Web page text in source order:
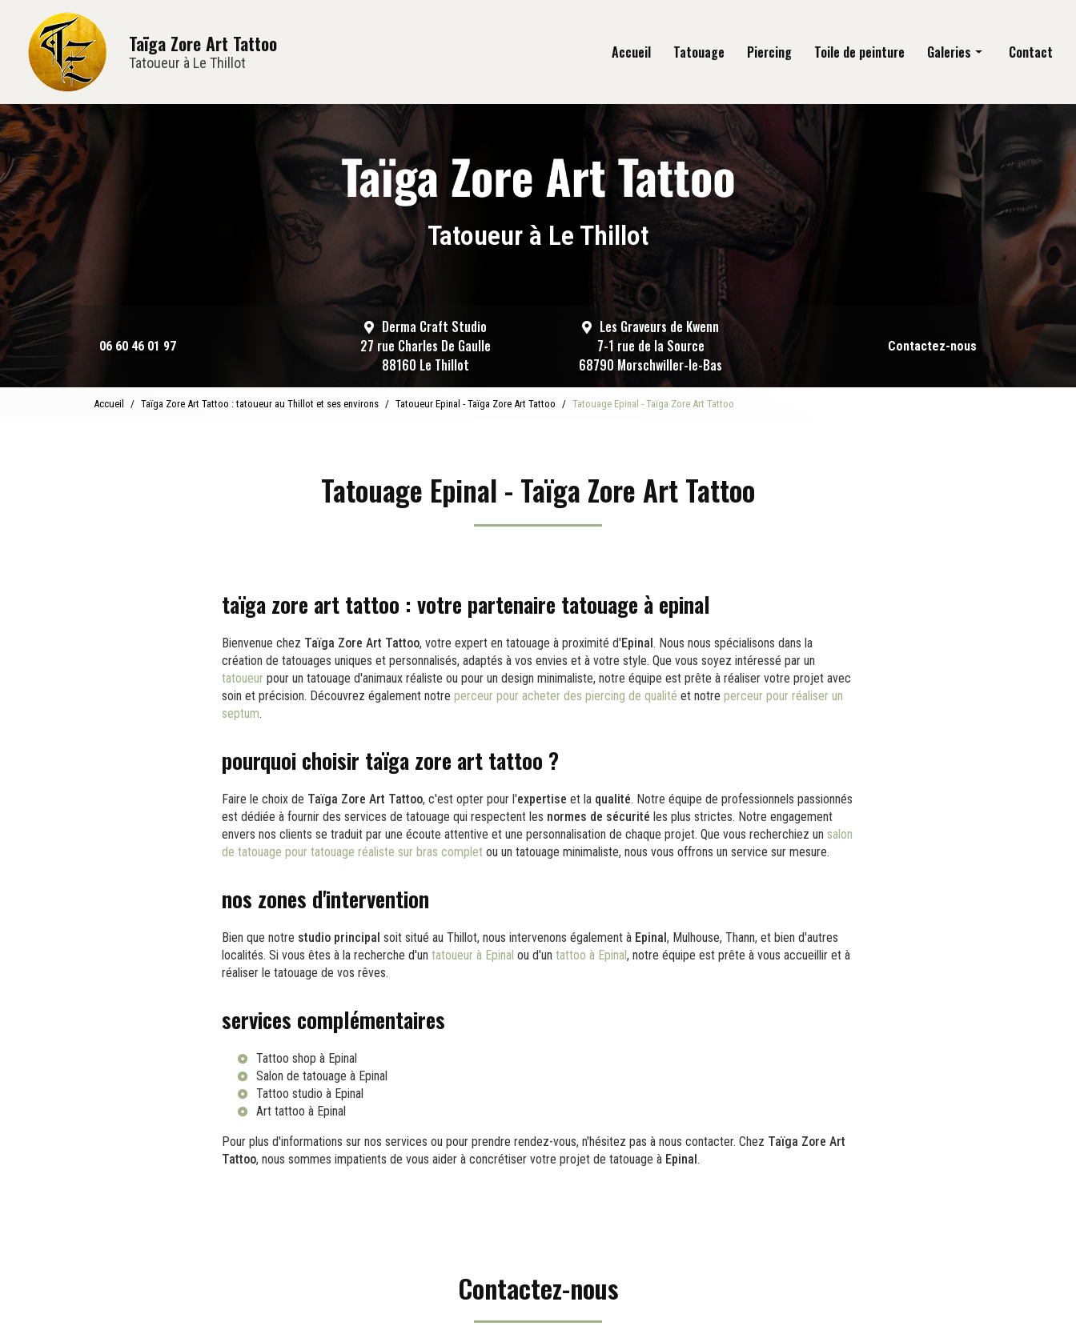
contenu
principal
Taïga Zore Art Tattoo
Tatoueur à Le Thillot
Accueil Tatouage Piercing Toile de peinture Galeries
Tatouage
Piercing
Toile de peinture
Contact
Tatoueur à Le Thillot
06 60 46 01 97
Derma Craft Studio
27 rue Charles De Gaulle
88160 Le Thillot
Les Graveurs de Kwenn
7-1 rue de la Source
68790 Morschwiller-le-Bas
Contactez-nous
Accueil Taïga Zore Art Tattoo : tatoueur au Thillot et ses environs Tatoueur Epinal - Taïga Zore Art Tattoo Tatouage Epinal - Taïga Zore Art Tattoo
Tatouage Epinal - Taïga Zore Art Tattoo
taïga zore art tattoo : votre partenaire tatouage à epinal
Bienvenue chez Taïga Zore Art Tattoo, votre expert en tatouage à proximité d'Epinal. Nous nous spécialisons dans la
création de tatouages uniques et personnalisés, adaptés à vos envies et à votre style. Que vous soyez intéressé par un
tatoueur pour un tatouage d'animaux réaliste ou pour un design minimaliste, notre équipe est prête à réaliser votre projet avec
soin et précision. Découvrez également notre perceur pour acheter des piercing de qualité et notre perceur pour réaliser un
septum.
pourquoi choisir taïga zore art tattoo ?
Faire le choix de Taïga Zore Art Tattoo, c'est opter pour l'expertise et la qualité. Notre équipe de professionnels passionnés
est dédiée à fournir des services de tatouage qui respectent les normes de sécurité les plus strictes. Notre engagement
envers nos clients se traduit par une écoute attentive et une personnalisation de chaque projet. Que vous recherchiez un salon
de tatouage pour tatouage réaliste sur bras complet ou un tatouage minimaliste, nous vous offrons un service sur mesure.
nos zones d'intervention
Bien que notre studio principal soit situé au Thillot, nous intervenons également à Epinal, Mulhouse, Thann, et bien d'autres
localités. Si vous êtes à la recherche d'un tatoueur à Epinal ou d'un tattoo à Epinal, notre équipe est prête à vous accueillir et à
réaliser le tatouage de vos rêves.
services complémentaires
Tattoo shop à Epinal
Salon de tatouage à Epinal
Tattoo studio à Epinal
Art tattoo à Epinal
Pour plus d'informations sur nos services ou pour prendre rendez-vous, n'hésitez pas à nous contacter. Chez Taïga Zore Art
Tattoo, nous sommes impatients de vous aider à concrétiser votre projet de tatouage à Epinal.
Contactez-nous